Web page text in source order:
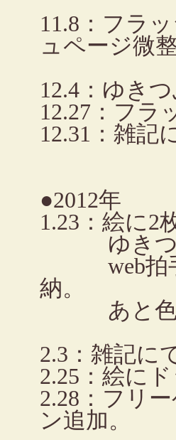
11.8：フラ
ュページ微整
12.4：ゆき
12.27：フラ
12.31：雑記
●2012年
1.23：絵に2
ゆきつぶ
web拍手
納。
あと色々
2.3：雑記に
2.25：絵にド
2.28：フリ
ン追加。